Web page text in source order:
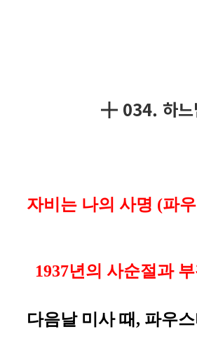
╋ 034. 하느
자비는 나의 사명 (파
1937년의 사순절과
다음날 미사 때, 파우